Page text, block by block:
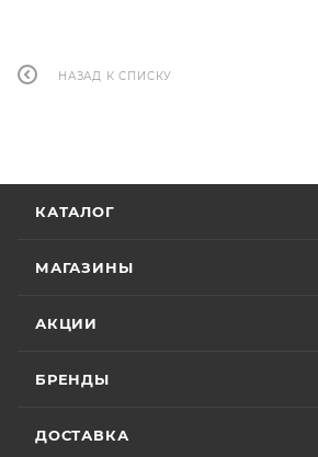
НАЗАД К СПИСКУ
КАТАЛОГ
МАГАЗИНЫ
АКЦИИ
БРЕНДЫ
ДОСТАВКА